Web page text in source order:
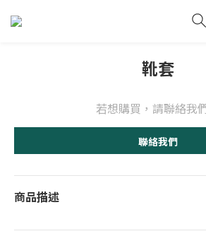
靴套
若想購買，請聯絡我
聯絡我們
商品描述